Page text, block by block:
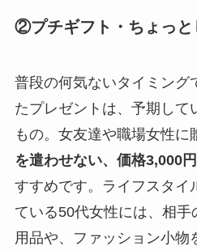
②プチギフト・ちょっと
普段の何気ないタイミング
たプレゼントは、予期して
もの。女友達や職場女性に
を遣わせない、価格3,000
すすめです。ライフスタイ
ている50代女性には、相手
用品や、ファッション小物